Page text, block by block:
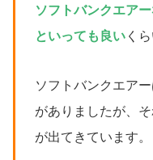
ソフトバンクエア
といっても良い く
ソフトバンクエア
がありましたが、
が出てきています。